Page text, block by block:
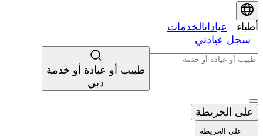
أطباء عياداتالخدمات
سجل عيادتي
طبيب أو عيادة أو خدمة
دبي
على الخريطة
على الخريطة